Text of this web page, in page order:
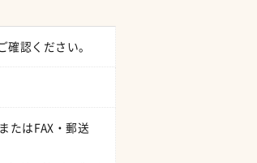
認ください。
たはFAX・郵送